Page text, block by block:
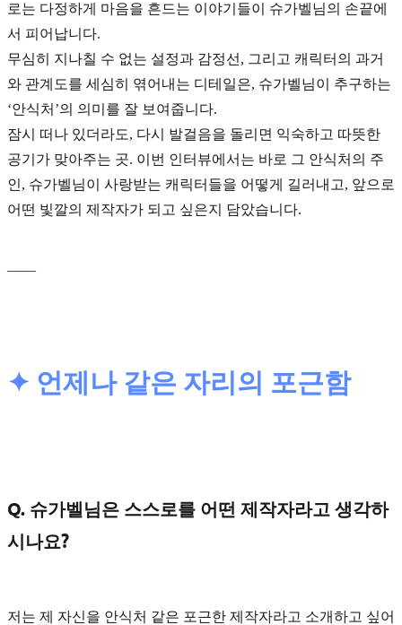
로는 다정하게 마음을 흔드는 이야기들이 슈가벨님의 손끝에
서 피어납니다.
무심히 지나칠 수 없는 설정과 감정선, 그리고 캐릭터의 과거
와 관계도를 세심히 엮어내는 디테일은, 슈가벨님이 추구하는
‘안식처’의 의미를 잘 보여줍니다.
잠시 떠나 있더라도, 다시 발걸음을 돌리면 익숙하고 따뜻한
공기가 맞아주는 곳. 이번 인터뷰에서는 바로 그 안식처의 주
인, 슈가벨님이 사랑받는 캐릭터들을 어떻게 길러내고, 앞으로
어떤 빛깔의 제작자가 되고 싶은지 담았습니다.
✦ 언제나 같은 자리의 포근함
Q. 슈가벨님은 스스로를 어떤 제작자라고 생각하
시나요?
저는 제 자신을 안식처 같은 포근한 제작자라고 소개하고 싶어